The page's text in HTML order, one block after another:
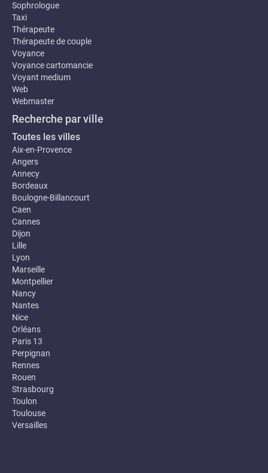
Sophrologue
Taxi
Thérapeute
Thérapeute de couple
Voyance
Voyance cartomancie
Voyant medium
Web
Webmaster
Recherche par ville
Toutes les villes
Aix-en-Provence
Angers
Annecy
Bordeaux
Boulogne-Billancourt
Caen
Cannes
Dijon
Lille
Lyon
Marseille
Montpellier
Nancy
Nantes
Nice
Orléans
Paris 13
Perpignan
Rennes
Rouen
Strasbourg
Toulon
Toulouse
Versailles